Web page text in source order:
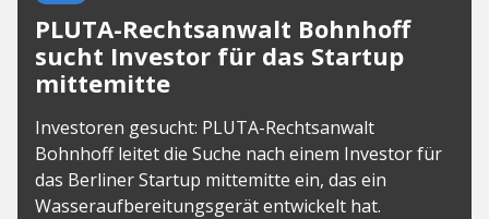
PLUTA-Rechtsanwalt Bohnhoff
sucht Investor für das Startup
mittemitte
Investoren gesucht: PLUTA-Rechtsanwalt
Bohnhoff leitet die Suche nach einem Investor für
das Berliner Startup mittemitte ein, das ein
Wasseraufbereitungsgerät entwickelt hat.